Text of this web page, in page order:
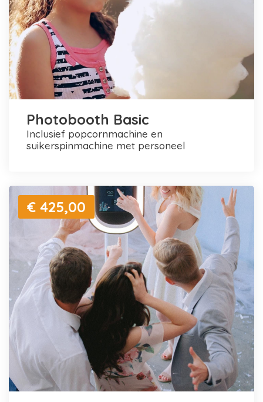
Photobooth Basic
inclusief popcornmachine en
suikerspinmachine met personeel
€ 425,00